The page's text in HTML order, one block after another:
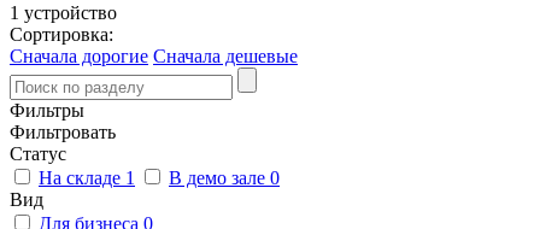
1 устройство
Сортировка:
Сначала дорогие Сначала дешевые
Фильтры
Фильтровать
Статус
На складе 1 В демо зале 0
Вид
Для бизнеса 0